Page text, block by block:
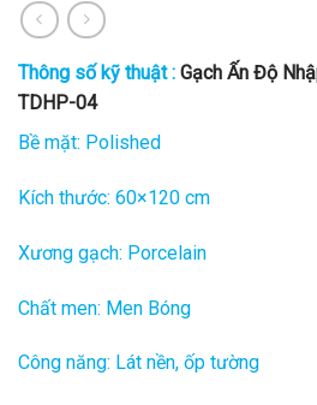
Thông số kỹ thuật : Gạch Ấn Độ
TDHP-04
Bề mặt: Polished
Kích thước: 60×120 cm
Xương gạch: Porcelain
Chất men: Men Bóng
Công năng: Lát nền, ốp tường